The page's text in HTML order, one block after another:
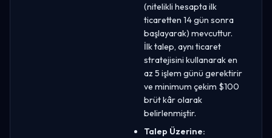
(nitelikli hesapta ilk
ticaretten 14 gün sonra
başlayarak) mevcuttur.
İlk talep, aynı ticaret
stratejisini kullanarak en
az 5 işlem günü gerektirir
ve minimum çekim $100
brüt kâr olarak
belirlenmiştir.
Talep Üzerine: